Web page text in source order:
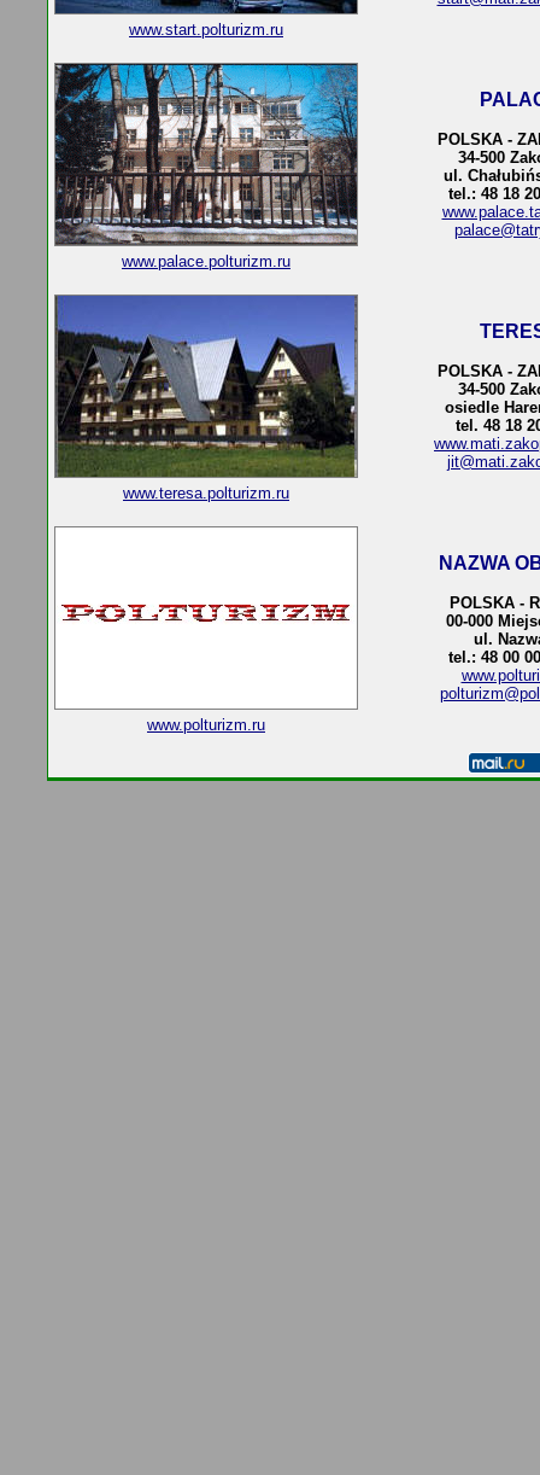
www.start.polturizm.ru
POLSKA -
34-500
ul.
tel.: 48 18
www.palace.polturizm.ru
POLSKA -
34-500
osiedle
tel. 48 18
www.teresa.polturizm.ru
NAZWA
POLSKA -
00-000
ul.
tel.: 48 00
www.polturizm.ru